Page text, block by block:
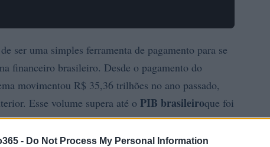
- Do Not Process My Personal Information
ser uma simples ferramenta de pagamento para se
financeiro brasileiro. Desde o pagamento do
movimentou R$ 35,36 trilhões no ano passado,
Esse volume supera até o PIB brasileiroque foi